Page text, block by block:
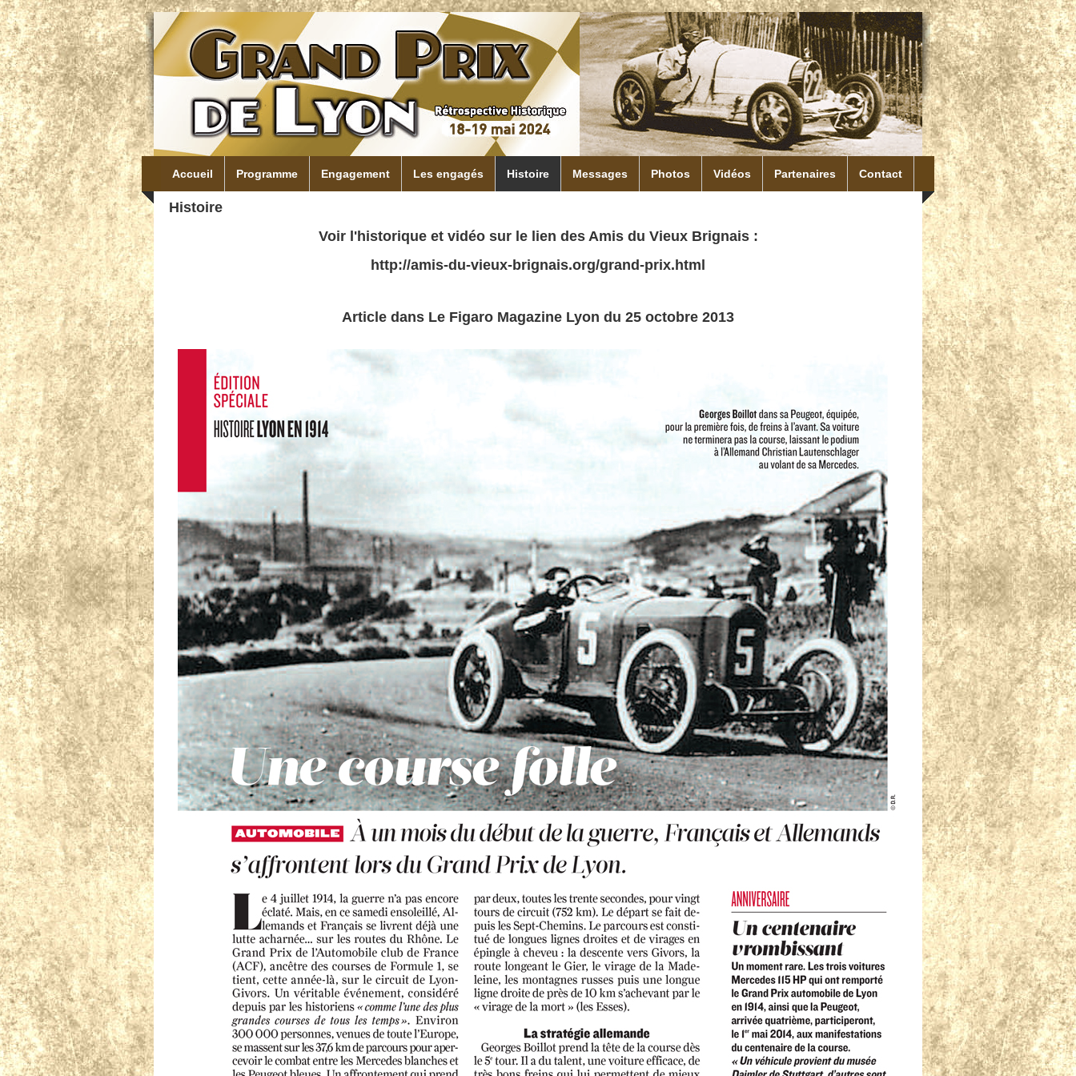
Aller au contenu principal
Accueil Programme Engagement Les engagés Histoire Messages Photos Vidéos Partenaires Contact
Histoire
Voir l'historique et vidéo sur le lien des Amis du Vieux Brignais :
http://amis-du-vieux-brignais.org/grand-prix.html
Article dans Le Figaro Magazine Lyon du 25 octobre 2013